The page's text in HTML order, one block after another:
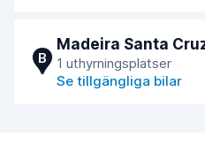
B
Madeira Santa
1 uthyrningsplatser
Se tillgängliga bilar